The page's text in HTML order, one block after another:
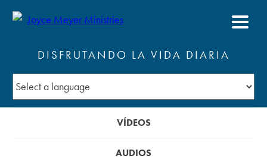
DISFRUTANDO LA VIDA DIARIA
VÍDEOS
AUDIOS